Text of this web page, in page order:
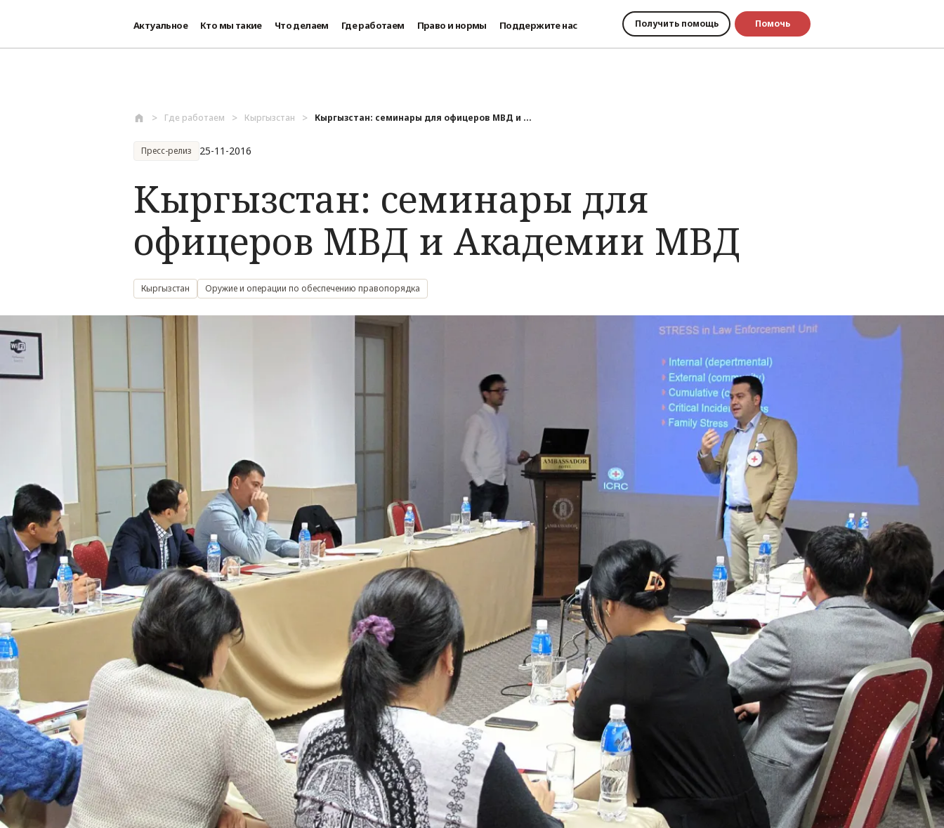
Актуальное Кто мы такие Что делаем Где работаем Право и нормы Поддержите нас Получить помощь Помочь
Где работаем Кыргызстан Кыргызстан: семинары для офицеров МВД и ...
Пресс-релиз 25-11-2016
Кыргызстан: семинары для
офицеров МВД и Академии МВД
Кыргызстан Оружие и операции по обеспечению правопорядка